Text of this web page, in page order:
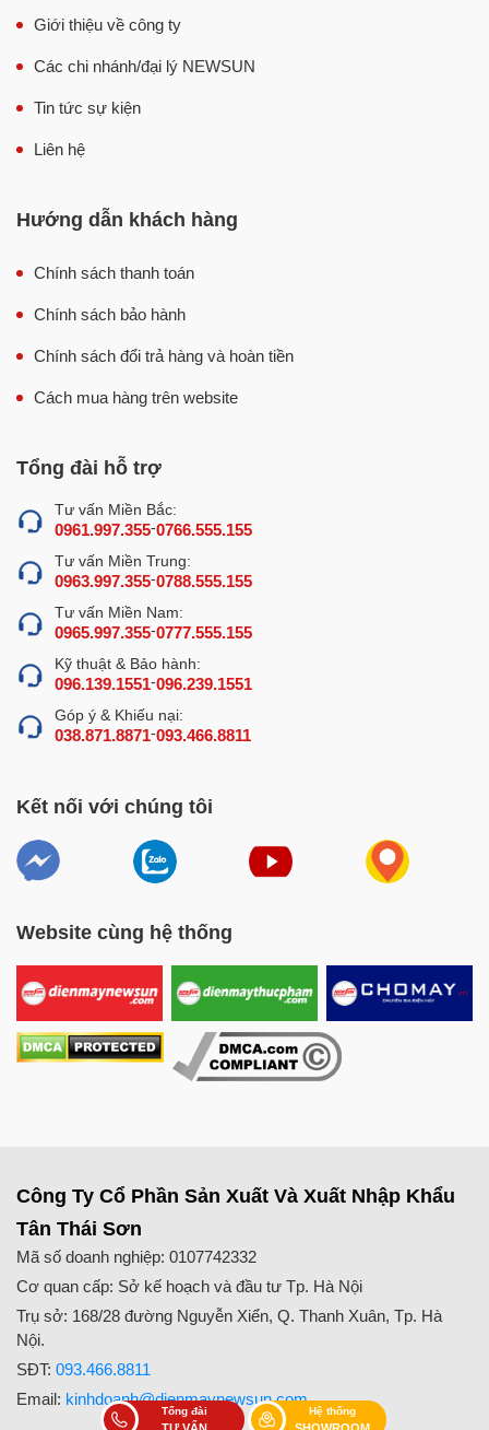
Máy xay đa năng nhiều loại nguyên liệu khác nhau
nay được ứng dụng trong rất nhiều dây chuyền sản xuất:
Dây chuyền sản xuất giò chả
Dây chuyền sản xuất chà bông,…
Xem thêm:Tham khảo ngay các dòng
Ưu điểm vượt trội trong thiết kế của
máy xay giò chả 25kg chính hãng
Máy xay giò chả 25kg NEWSUN
kế tối ưu với công nghệ mới, sở hữu nhiều ưu điểm vượt
trội hơn so với các dòng sản phẩm cùng loại trên thị
trường.
Thiết kế dạng vòm cung của cối xay giúp tăng khả năng
cuộn đảo thịt, góp phần giảm nhiệt sinh ra trong quá trình
xay và rút ngắn thời gian xay thịt đạt được độ nhuyễn
Bầu xay được cấu tạo 2 lớp inox, ở giữa là khoang chứa
đá lạnh để làm mát cối xay, đảm bảo giò không bị chín
chết, luôn tươi ngon.
Cối xay bao đá giữ cho giò sống luôn tươi ngon, không bị chín
Đặc biệt, nắp cối máy xay giò 25kg NEWSUN được dập
nguyên khối giúp tăng tính thẩm mỹ và độ cứng cáp hơn
nắp còn có một lỗ nhỏ để tra phụ gia, rất an toàn và tiện
Giới thiệu về công ty
Các chi nhánh/đại lý NEWSUN
Tin tức sự kiện
Liên hệ
Hướng dẫn khách hàng
Chính sách thanh toán
Chính sách bảo hành
Chính sách đổi trả hàng và hoàn tiền
Cách mua hàng trên website
Tổng đài hỗ trợ
Tư vấn Miền Bắc:
0961.997.355-0766.555.155
Tư vấn Miền Trung:
0963.997.355-0788.555.155
Tư vấn Miền Nam:
0965.997.355-0777.555.155
Kỹ thuật & Bảo hành:
096.139.1551-096.239.1551
Góp ý & Khiếu nại:
038.871.8871-093.466.8811
Kết nối với chúng tôi
Website cùng hệ thống
Công Ty Cổ Phần Sản Xuất Và Xuất Nhập Khẩu
Tân Thái Sơn
Mã số doanh nghiệp: 0107742332
Cơ quan cấp: Sở kế hoạch và đầu tư Tp. Hà Nội
Trụ sở: 168/28 đường Nguyễn Xiển, Q. Thanh Xuân, Tp. Hà
Nội.
SĐT: 093.466.8811
Email: kinhdoanh@dienmaynewsun.com
Tổng đài Hệ thống